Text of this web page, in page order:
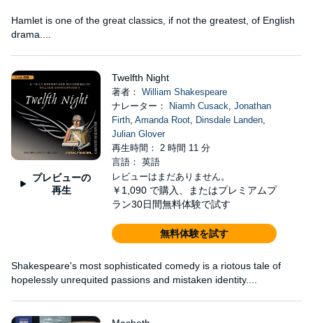
Hamlet is one of the great classics, if not the greatest, of English
drama....
プレビューの
再生
Twelfth Night
著者： William Shakespeare
ナレーター：
Niamh Cusack, Jonathan
Firth, Amanda Root, Dinsdale Landen,
Julian Glover
再生時間： 2 時間 11 分
言語： 英語
レビューはまだありません。
￥1,090 で購入、またはプレミアムプ
ラン30日間無料体験で試す
無料体験を試す
Shakespeare's most sophisticated comedy is a riotous tale of
hopelessly unrequited passions and mistaken identity....